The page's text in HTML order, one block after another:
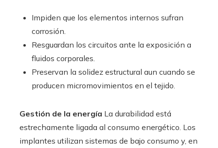
Impiden que los elementos internos sufran
corrosión.
Resguardan los circuitos ante la exposición a
fluidos corporales.
Preservan la solidez estructural aun cuando se
producen micromovimientos en el tejido.
Gestión de la energía La durabilidad está
estrechamente ligada al consumo energético. Los
implantes utilizan sistemas de bajo consumo y, en